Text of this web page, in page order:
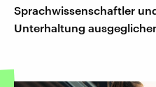
Sprachwissenschaftler
Unterhaltung